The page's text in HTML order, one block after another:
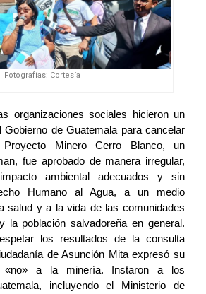
Fotografías: Cortesía
organizaciones sociales hicieron un
Gobierno de Guatemala para cancelar
Minero Cerro Blanco, un
fue aprobado de manera irregular,
ambiental adecuados y sin
Humano al Agua, a un medio
salud y a la vida de las comunidades
la población salvadoreña en general.
los resultados de la consulta
de Asunción Mita expresó su
«no» a la minería. Instaron a los
incluyendo el Ministerio de